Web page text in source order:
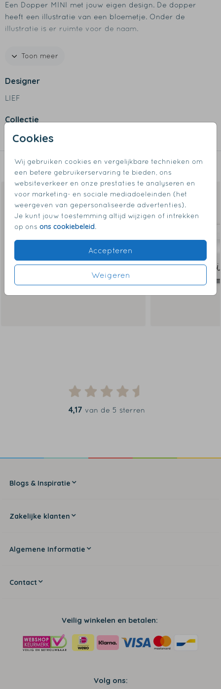
Cookies
Wij gebruiken cookies en vergelijkbare technieken om
een betere gebruikerservaring te bieden, ons
websiteverkeer en onze prestaties te analyseren en
voor marketing- en sociale mediadoeleinden (het
weergeven van gepersonaliseerde advertenties).
Je kunt jouw toestemming altijd wijzigen of intrekken
op ons ons cookiebeleid.
Accepteren
Weigeren
Een Dopper MINI met jouw eigen design. De dopper
heeft een illustratie van een bloemetje. Onder de
illustratie is er ruimte voor de naam.
Specificaties Dopper thermosfles MINI
- Goed om te weten: dit is geen thermosfles
- Afmetingen fles: diameter 6 cm hoogte 19 cm
- Vaatwasmachinebestendig tot 65°C
Toon meer
Designer
LIEF
Collectie
Steel
Dit vind je misschien ook leuk
4,17 van de 5 sterren
Blogs & Inspiratie
Zakelijke klanten
Algemene Informatie
Contact
Veilig winkelen en betalen:
Volg ons: